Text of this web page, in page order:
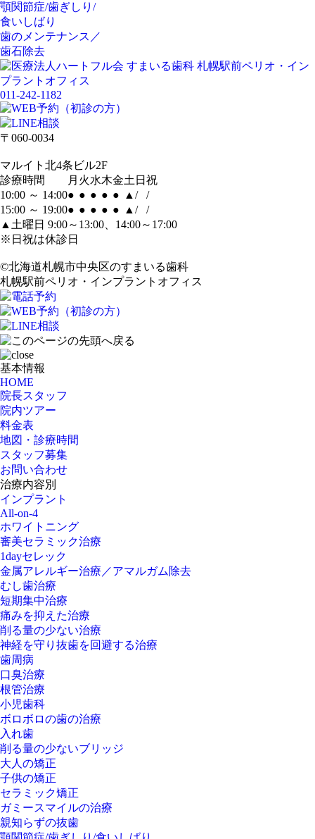
顎関節症/歯ぎしり/
食いしばり
歯のメンテナンス／
歯石除去
011-242-1182
〒060-0034
マルイト北4条ビル2F
診療時間
月 火水木金土 日 祝
10:00 ～ 14:00● ● ● ● ● ▲ /
/
15:00 ～ 19:00● ● ● ● ● ▲ /
/
▲土曜日 9:00～13:00、14:00～17:00
※日祝は休診日
©北海道札幌市中央区のすまいる歯科
札幌駅前ペリオ・インプラントオフィス
基本情報
HOME
院長スタッフ
院内ツアー
料金表
地図・診療時間
スタッフ募集
お問い合わせ
治療内容別
インプラント
All-on-4
ホワイトニング
審美セラミック治療
1dayセレック
金属アレルギー治療／アマルガム除去
むし歯治療
短期集中治療
痛みを抑えた治療
削る量の少ない治療
神経を守り抜歯を回避する治療
歯周病
口臭治療
根管治療
小児歯科
ボロボロの歯の治療
入れ歯
削る量の少ないブリッジ
大人の矯正
子供の矯正
セラミック矯正
ガミースマイルの治療
親知らずの抜歯